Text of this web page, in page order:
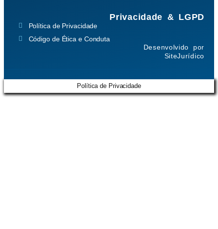
Privacidade & LGPD
Política de Privacidade
Código de Ética e Conduta
Desenvolvido por
SiteJurídico
Política de Privacidade